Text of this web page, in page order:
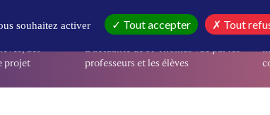
des
projet
EN CE MOMENT
L’actualité de St-Thomas vue par les
professeurs et les élèves
souhaitez activer Tout accepter Tout